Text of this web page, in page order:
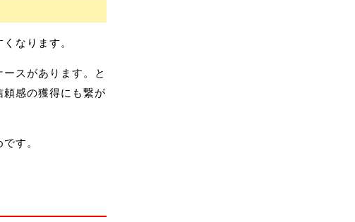
なります。
スがあります。と
頼感の獲得にも繋が
す。